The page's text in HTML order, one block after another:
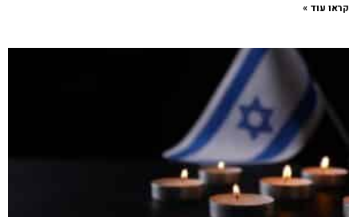
קראו עוד »